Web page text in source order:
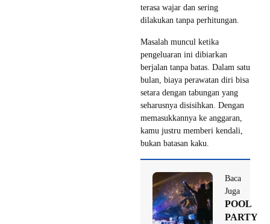
terasa wajar dan sering
dilakukan tanpa perhitungan.
Masalah muncul ketika
pengeluaran ini dibiarkan
berjalan tanpa batas. Dalam satu
bulan, biaya perawatan diri bisa
setara dengan tabungan yang
seharusnya disisihkan. Dengan
memasukkannya ke anggaran,
kamu justru memberi kendali,
bukan batasan kaku.
Baca
Juga
POOL
PARTY